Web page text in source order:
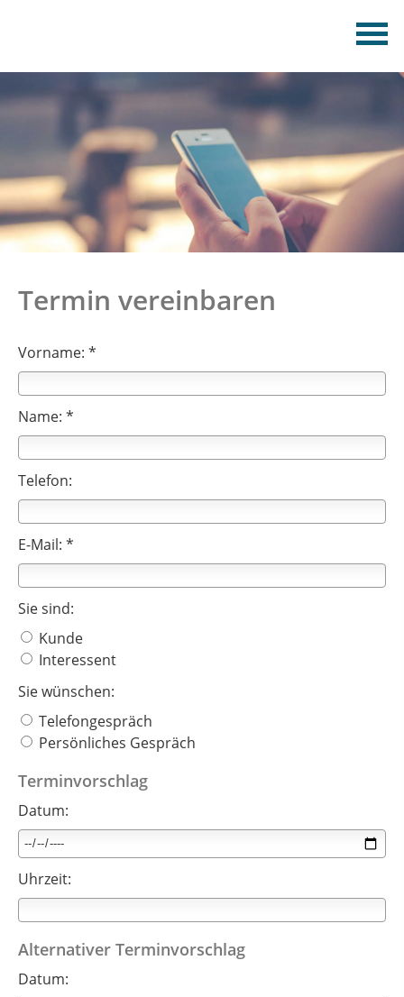
Termin vereinbaren
Vorname: *
Name: *
Telefon:
E-Mail: *
Sie sind:
Kunde
Interessent
Sie wünschen:
Telefongespräch
Persönliches Gespräch
Terminvorschlag
Datum:
Uhrzeit:
Alternativer Terminvorschlag
Datum: